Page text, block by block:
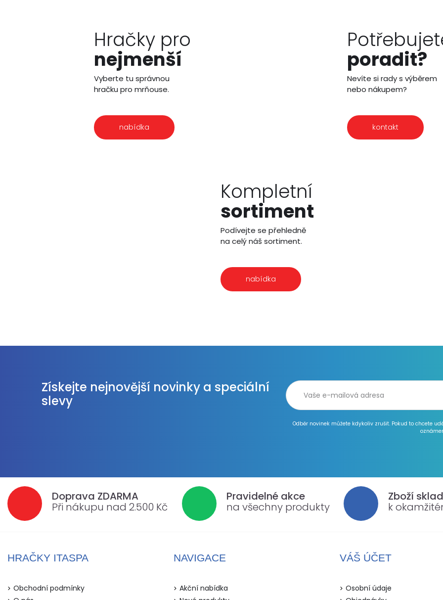
Hračky pro
nejmenší
Vyberte tu správnou
hračku pro mrňouse.
nabídka
poradit?
Nevíte si rady s výběrem
nebo nákupem?
kontakt
Kompletní
sortiment
Podívejte se přehledně
na celý náš sortiment.
nabídka
Získejte nejnovější novinky a speciální
slevy
Odběr novinek můžete kdykoliv zrušit. Pokud to chcete
Doprava ZDARMA
Při nákupu nad 2.500 Kč
Pravidelné akce
na všechny produkty
Zboží
k
HRAČKY ITASPA
Obchodní podmínky
NAVIGACE
Akční nabídka
VÁŠ ÚČET
Osobní údaje